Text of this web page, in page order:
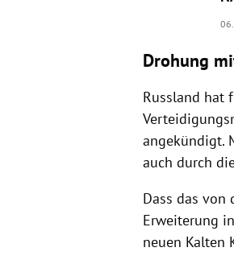
Drohung
Russland hat
angekündigt.
auch durch
Dass das
Erweiterung
neuen Kalten